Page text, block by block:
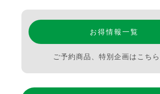
お得情報一覧
ご予約商品、特別企画はこち